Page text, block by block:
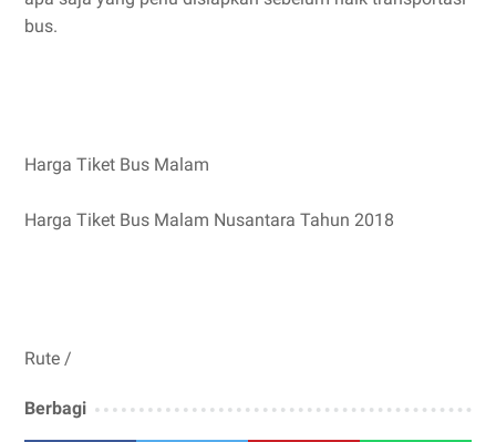
bus.
Harga Tiket Bus Malam
Harga Tiket Bus Malam Nusantara Tahun 2018
Rute /
Berbagi